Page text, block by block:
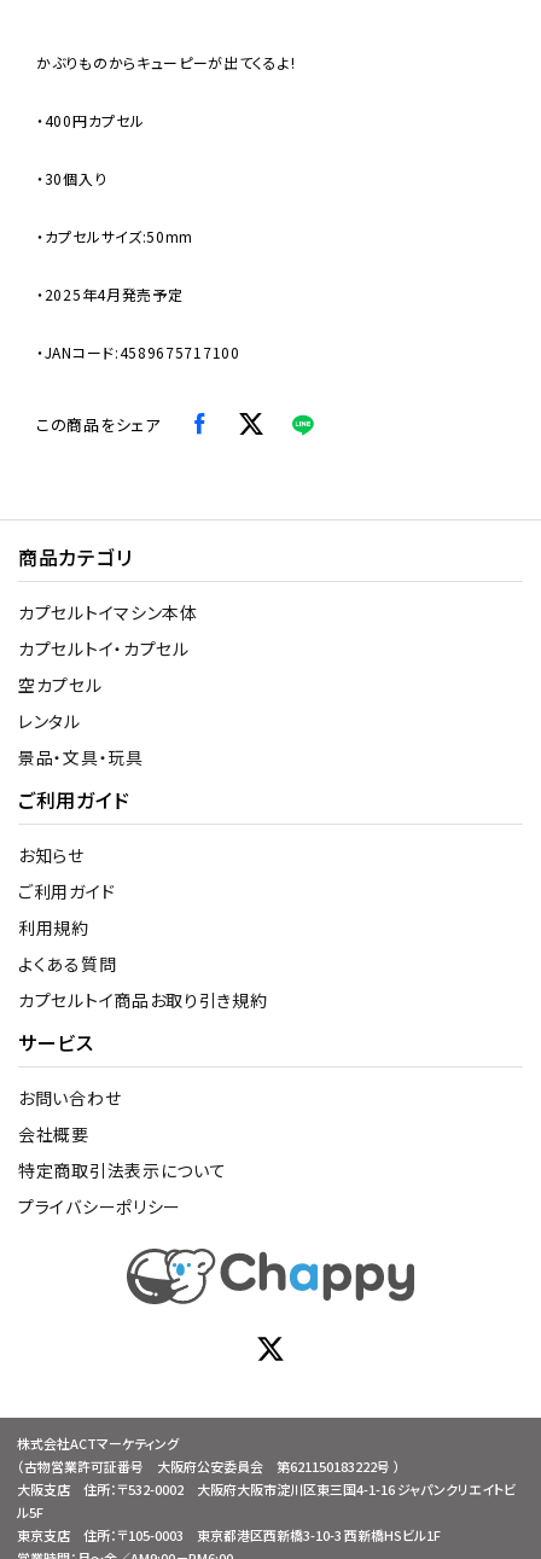
かぶりものからキューピーが出てくるよ!
・400円カプセル
・30個入り
・カプセルサイズ:50mm
・2025年4月発売予定
・JANコード:4589675717100
この商品をシェア
商品カテゴリ
カプセルトイマシン本体
カプセルトイ・カプセル
空カプセル
レンタル
景品・文具・玩具
ご利用ガイド
お知らせ
ご利用ガイド
利用規約
よくある質問
カプセルトイ商品お取り引き規約
サービス
お問い合わせ
会社概要
特定商取引法表示について
プライバシーポリシー
株式会社ACTマーケティング
（古物営業許可証番号 大阪府公安委員会 第621150183222号 ）
大阪支店 住所：〒532-0002 大阪府大阪市淀川区東三国4-1-16 ジャパンクリエイトビ
ル5F
東京支店 住所：〒105-0003 東京都港区西新橋3-10-3 西新橋HSビル1F